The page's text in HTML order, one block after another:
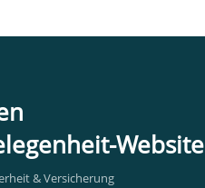
Website
& Versicherung